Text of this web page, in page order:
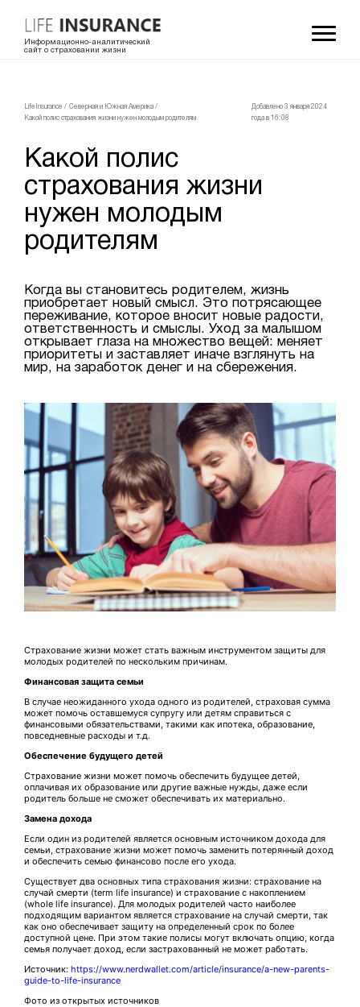
Информационно-аналитический
сайт о страховании жизни
LifeInsurance / Северная и Южная Америка /
Какой полис страхования жизни нужен молодым родителям
Добавлено 3 января 2024
года в 16:08
Какой полис
страхования жизни
нужен молодым
родителям
Когда вы становитесь родителем, жизнь
приобретает новый смысл. Это потрясающее
переживание, которое вносит новые радости,
ответственность и смыслы. Уход за малышом
открывает глаза на множество вещей: меняет
приоритеты и заставляет иначе взглянуть на
мир, на заработок денег и на сбережения.
Страхование жизни может стать важным инструментом защиты для
молодых родителей по нескольким причинам.
Финансовая защита семьи
В случае неожиданного ухода одного из родителей, страховая сумма
может помочь оставшемуся супругу или детям справиться с
финансовыми обязательствами, такими как ипотека, образование,
повседневные расходы и т.д.
Обеспечение будущего детей
Страхование жизни может помочь обеспечить будущее детей,
оплачивая их образование или другие важные нужды, даже если
родитель больше не сможет обеспечивать их материально.
Замена дохода
Если один из родителей является основным источником дохода для
семьи, страхование жизни может помочь заменить потерянный доход
и обеспечить семью финансово после его ухода.
Существует два основных типа страхования жизни: страхование на
случай смерти (term life insurance) и страхование с накоплением
(whole life insurance). Для молодых родителей часто наиболее
подходящим вариантом является страхование на случай смерти, так
как оно обеспечивает защиту на определенный срок по более
доступной цене. При этом такие полисы могут включать опцию, когда
семья получает доход, если застрахованный не может работать.
Источник: https://www.nerdwallet.com/article/insurance/a-new-parents-
guide-to-life-insurance
Фото из открытых источников